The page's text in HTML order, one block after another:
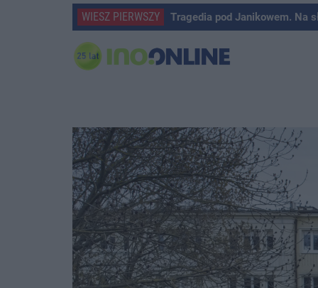
WIESZ PIERWSZY Tragedia pod Janikowem. Na